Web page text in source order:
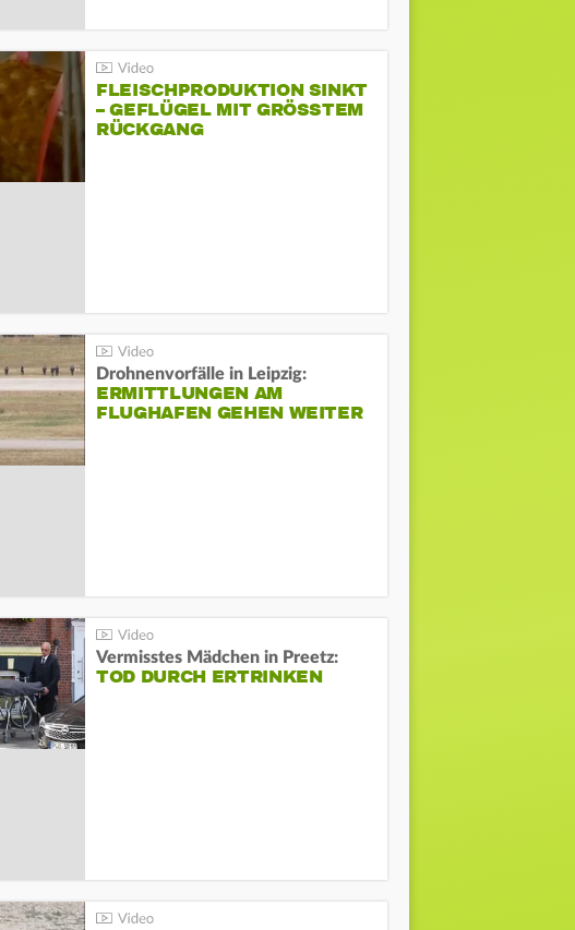
FLEISCHPRODUKTION SINKT
– GEFLÜGEL MIT GRÖSSTEM R
ÜCKGANG
Drohnenvorfälle in Leipzig:
ERMITTLUNGEN AM
FLUGHAFEN GEHEN WEITER
Vermisstes Mädchen in Preetz:
TOD DURCH ERTRINKEN